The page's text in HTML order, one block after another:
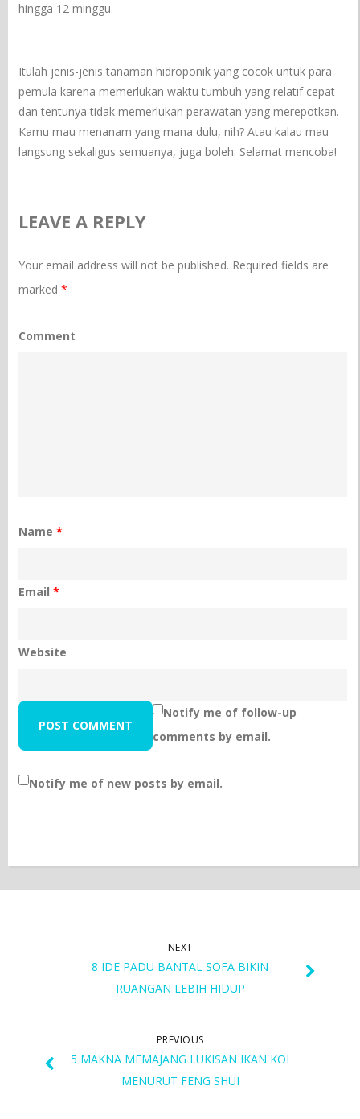
hingga 12 minggu.
Itulah jenis-jenis tanaman hidroponik yang cocok untuk para
pemula karena memerlukan waktu tumbuh yang relatif cepat
dan tentunya tidak memerlukan perawatan yang merepotkan.
Kamu mau menanam yang mana dulu, nih? Atau kalau mau
langsung sekaligus semuanya, juga boleh. Selamat mencoba!
LEAVE A REPLY
Your email address will not be published. Required fields are
marked*
Comment
Name*
Email*
Website
Notify me of follow-up
comments by email.
Notify me of new posts by email.
NEXT
8 IDE PADU BANTAL SOFA BIKIN
RUANGAN LEBIH HIDUP
PREVIOUS
5 MAKNA MEMAJANG LUKISAN IKAN KOI
MENURUT FENG SHUI